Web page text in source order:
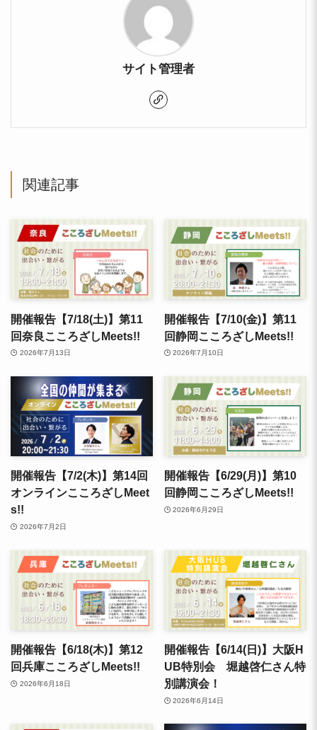
サイト管理者
関連記事
開催報告【7/18(土)】第11
回奈良こころざしMeets!!
2026年7月13日
開催報告【7/10(金)】第11
回静岡こころざしMeets!!
2026年7月10日
開催報告【7/2(木)】第14回
オンラインこころざしMeet
s!!
2026年7月2日
開催報告【6/29(月)】第10
回静岡こころざしMeets!!
2026年6月29日
開催報告【6/18(木)】第12
回兵庫こころざしMeets!!
2026年6月18日
開催報告【6/14(日)】大阪H
UB特別会 堀越啓仁さん特
別講演会！
2026年6月14日